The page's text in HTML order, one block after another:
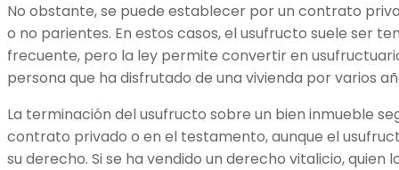
No obstante, se puede establecer por un contrato
o no parientes. En estos casos, el usufructo suele ser
frecuente, pero la ley permite convertir en
persona que ha disfrutado de una vivienda por varios
La terminación del usufructo sobre un bien inmueble
contrato privado o en el testamento, aunque el
su derecho. Si se ha vendido un derecho vitalicio, quien